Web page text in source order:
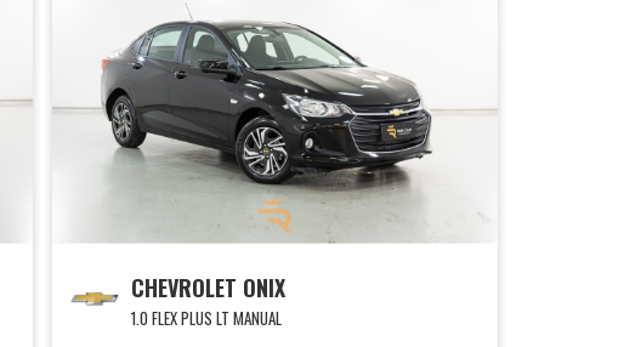
CHEVROLET ONIX
1.0 FLEX PLUS LT MANUAL